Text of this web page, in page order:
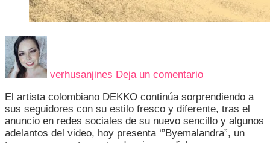
verhusanjines Deja un comentarioA
CON
SU
NUEVA
PROPUESTA
El artista colombiano DEKKO continúa sorprendiendo a
sus seguidores con su estilo fresco y diferente, tras el
anuncio en redes sociales de su nuevo sencillo y algunos
adelantos del video, hoy presenta ‘”Byemalandra”, un